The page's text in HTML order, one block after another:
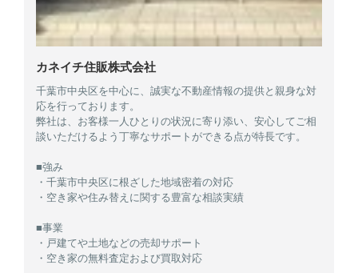
カネイチ住販株式会社
千葉市中央区を中心に、誠実な不動産情報の提供と親身な対
応を行っております。
弊社は、お客様一人ひとりの状況に寄り添い、安心してご相
談いただけるよう丁寧なサポートができる点が特長です。
■強み
・千葉市中央区に根ざした地域密着の対応
・空き家や住み替えに関する豊富な相談実績
■事業
・戸建てや土地などの売却サポート
・空き家の無料査定および買取対応